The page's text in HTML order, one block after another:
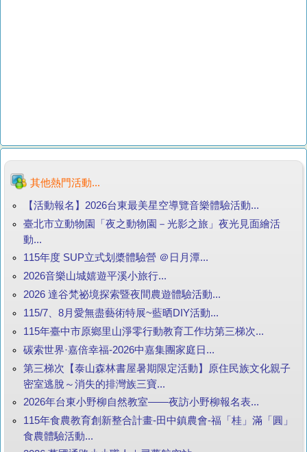
其他熱門活動...
【活動報名】2026台東最美星空導覽音樂體驗活動...
臺北市立動物園「夜之動物園－光影之旅」夜光見面繪活
動...
115年度 SUP立式划槳體驗營 ＠日月潭...
2026音樂山城嬉遊平溪小旅行...
2026 達谷梵祕境探索暨夜間農遊體驗活動...
115/7、8月愛無盡藝術特展~藍晒DIY活動...
115年臺中市原鄉里山淨零行動教育工作坊第三梯次...
碳索世界·嘉倍幸福-2026中嘉集團家庭日...
第三梯次【泰山森林書屋暑期限定活動】原住民族文化親子
密室逃脫～消失的排灣族三寶...
2026年台東小野柳自然教室——夜訪小野柳報名表...
115年食農教育創新整合計畫-田中鎮農會-福「桂」滿「圓」
食農體驗活動...